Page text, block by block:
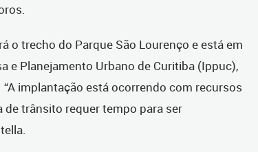
o trecho do Parque São Lourenço e está em
e Planejamento Urbano de Curitiba (Ippuc),
implantação está ocorrendo com recursos
trânsito requer tempo para ser